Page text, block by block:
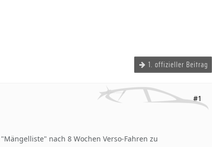
1. offizieller Beitrag
#1
nach 8 Wochen Verso-Fahren zu